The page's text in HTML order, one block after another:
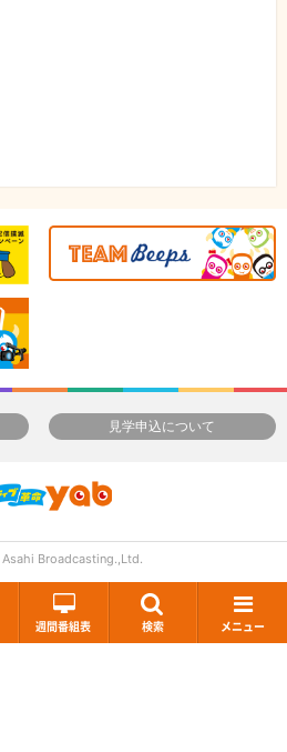
週間番組表 検索 メニュー
見学申込について
Broadcasting.,Ltd.